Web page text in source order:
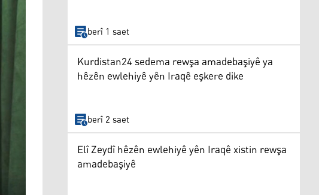
berî 1 saet
Kurdistan24 sedema rewşa amadebaşiyê ya
hêzên ewlehiyê yên Iraqê eşkere dike
berî 2 saet
Elî Zeydî hêzên ewlehiyê yên Iraqê xistin rewşa
amadebaşiyê